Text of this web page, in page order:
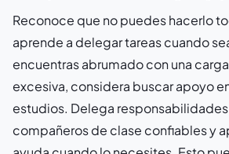
Reconoce que no puedes hacerlo
aprende a delegar tareas cuando
encuentras abrumado con una
excesiva, considera buscar apoyo
estudios. Delega
compañeros de clase confiables y